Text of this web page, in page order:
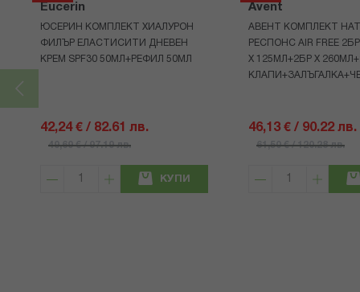
Eucerin
ЮСЕРИН КОМПЛЕКТ ХИАЛУРОН
ФИЛЪР ЕЛАСТИСИТИ ДНЕВЕН
КРЕМ SPF30 50МЛ+РЕФИЛ 50МЛ
42,24 € / 82.61 лв.
49,69 € / 97.19 лв.
КУПИ
Avent
АВЕНТ КОМПЛЕКТ
РЕСПОНС AIR FREE
Х 125МЛ+2БР Х
46,13 € / 90.22 лв.
61,50 € / 120.28 лв.